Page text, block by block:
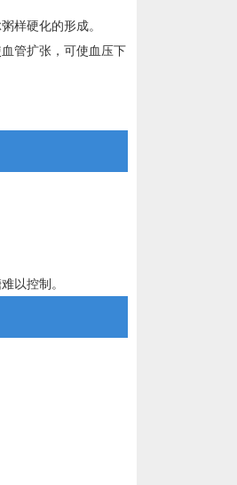
样硬化的形成。
管扩张，可使血压下
以控制。